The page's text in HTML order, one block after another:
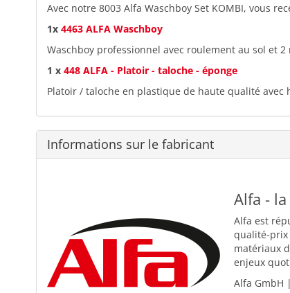
Avec notre 8003 Alfa Waschboy Set KOMBI, vous
1x 4463 ALFA Waschboy
Waschboy professionnel avec roulement au sol et
1 x 448 ALFA - Platoir - taloche - éponge
Platoir / taloche en plastique de haute qualité avec
Informations sur le fabricant
Alfa -
Alfa est
qualité-prix
matériaux
enjeux
Alfa GmbH